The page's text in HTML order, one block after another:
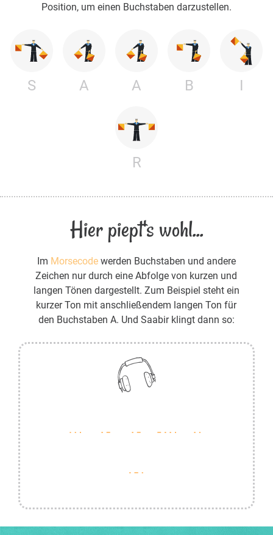
Position, um einen Buchstaben darzustellen.
S A A B I
R
Hier piept's wohl...
Im Morsecodewerden Buchstaben und andere
Zeichen nur durch eine Abfolge von kurzen und
langen Tönen dargestellt. Zum Beispiel steht ein
kurzer Ton mit anschließendem langen Ton für
den Buchstaben A. Und Saabir klingt dann so: